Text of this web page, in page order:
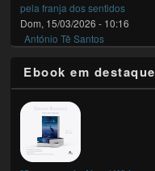
pela franja dos sentidos
Dom, 15/03/2026 - 10:16
António Tê Santos
Ebook em destaque